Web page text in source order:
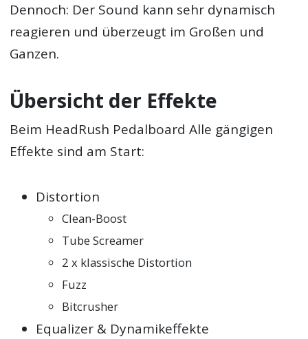
Dennoch: Der Sound kann sehr dynamisch
reagieren und überzeugt im Großen und
Ganzen.
Übersicht der Effekte
Beim HeadRush Pedalboard Alle gängigen
Effekte sind am Start:
Distortion
Clean-Boost
Tube Screamer
2 x klassische Distortion
Fuzz
Bitcrusher
Equalizer & Dynamikeffekte